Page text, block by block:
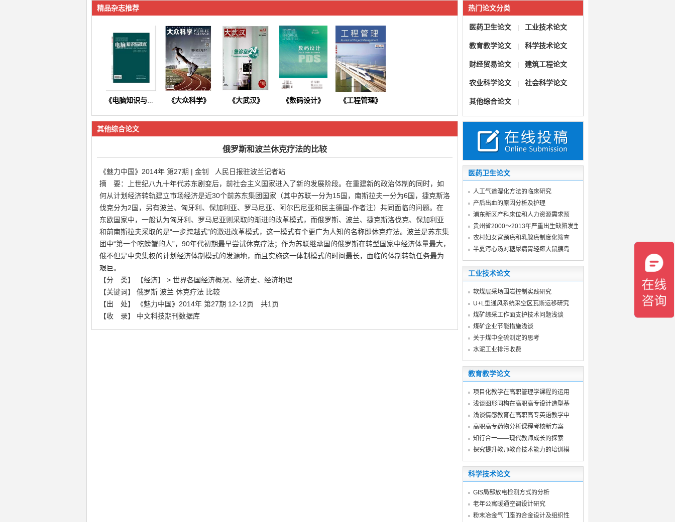
精品杂志推荐
《电脑知识与技术》 《大众科学》 《大武汉》 《数码设计》 《工程管理》
《东方养生》 《今日财富》 《今日健康》 《商情》 《软件》
其他综合论文
俄罗斯和波兰休克疗法的比较
《魅力中国》2014年 第27期 | 金钊 人民日报驻波兰记者站
摘 要：上世纪八九十年代苏东剧变后，前社会主义国家进入了新的发展阶段。在重建新的政治体制的同时，如
何从计划经济转轨建立市场经济是近30个前苏东集团国家（其中苏联一分为15国，南斯拉夫一分为6国，捷克斯洛
伐克分为2国，另有波兰、匈牙利、保加利亚、罗马尼亚、阿尔巴尼亚和民主德国-作者注）共同面临的问题。在
东欧国家中，一般认为匈牙利、罗马尼亚则采取的渐进的改革模式，而俄罗斯、波兰、捷克斯洛伐克、保加利亚
和前南斯拉夫采取的是“一步跨越式”的激进改革模式，这一模式有个更广为人知的名称即休克疗法。波兰是苏东集
团中“第一个吃螃蟹的人”，90年代初期最早尝试休克疗法；作为苏联继承国的俄罗斯在转型国家中经济体量最大，
俄不但是中央集权的计划经济体制模式的发源地，而且实施这一体制模式的时间最长，面临的体制转轨任务最为
艰巨。
【分 类】 【经济】 > 世界各国经济概况、经济史、经济地理
【关键词】 俄罗斯 波兰 休克疗法 比较
【出 处】 《魅力中国》2014年 第27期 12-12页 共1页
【收 录】 中文科技期刊数据库
热门论文分类
医药卫生论文 工业技术论文
教育教学论文 科学技术论文
财经贸易论文 建筑工程论文
农业科学论文 社会科学论文
其他综合论文
医药卫生论文
人工气道湿化方法的临床研究
产后出血的原因分析及护理
浦东新区产科床位和人力资源需求预
贵州省2000～2013年严重出生缺陷发生率
农村妇女宫颈癌和乳腺癌制度化筛查
半夏泻心汤对糖尿病胃轻瘫大鼠胰岛
工业技术论文
软煤层采场围岩控制实践研究
U+L型通风系统采空区瓦斯运移研究
煤矿综采工作面支护技术问题浅谈
煤矿企业节能措施浅谈
关于煤中全硫测定的思考
水泥工业排污收费
教育教学论文
项目化教学在高职管理学课程的运用
浅谈图形同构在高职高专设计造型基
浅谈情感教育在高职高专英语教学中
高职高专药物分析课程考核新方案
知行合一——现代教师成长的探索
探究提升教师教育技术能力的培训模
科学技术论文
GIS局部放电检测方式的分析
老年公寓暖通空调设计研究
粉末冶金气门座的合金设计及组织性